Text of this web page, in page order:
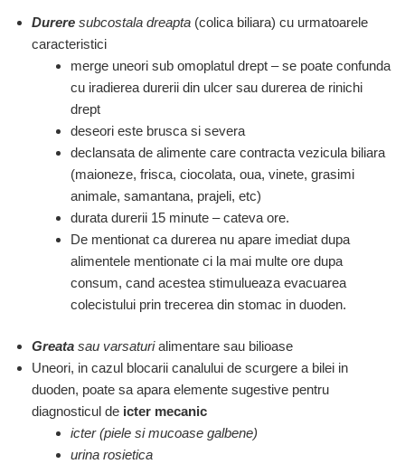
Durere subcostala dreapta (colica biliara) cu urmatoarele
caracteristici
merge uneori sub omoplatul drept – se poate confunda
cu iradierea durerii din ulcer sau durerea de rinichi
drept
deseori este brusca si severa
declansata de alimente care contracta vezicula biliara
(maioneze, frisca, ciocolata, oua, vinete, grasimi
animale, samantana, prajeli, etc)
durata durerii 15 minute – cateva ore.
De mentionat ca durerea nu apare imediat dupa
alimentele mentionate ci la mai multe ore dupa
consum, cand acestea stimulueaza evacuarea
colecistului prin trecerea din stomac in duoden.
Greata sau varsaturialimentare sau bilioase
Uneori, in cazul blocarii canalului de scurgere a bilei in
duoden, poate sa apara elemente sugestive pentru
diagnosticul de icter mecanic
icter (piele si mucoase galbene)
urina rosietica